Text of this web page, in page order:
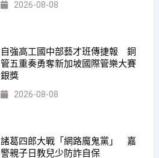
2026-08-08
自強高工國中部藝才班傳捷報 銅
管五重奏勇奪新加坡國際管樂大賽
銀獎
2026-08-08
諸葛四郎大戰「網路魔鬼黨」 嘉
警親子日教兒少防詐自保